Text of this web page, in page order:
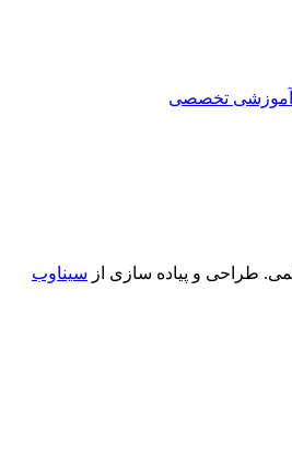
آموزشی تخصصی
طراحی و پیاده سازی از سیناوب